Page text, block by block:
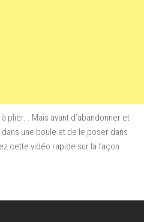
plier. . Mais avant d’abandonner et
une boule et de le poser dans
cette vidéo rapide sur la façon